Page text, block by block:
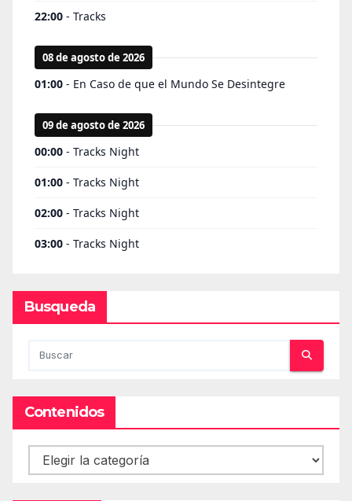
Busqueda
Contenidos
Contenidos